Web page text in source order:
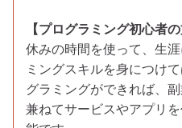
【プログラミング初心者の
休みの時間を使って、生
ミングスキルを身につけ
グラミングができれば、
兼ねてサービスやアプリ